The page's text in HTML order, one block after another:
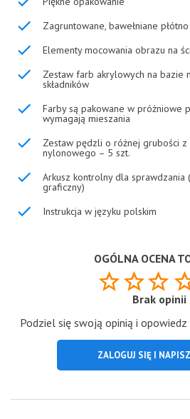
Zagruntowane, bawełniane
Elementy mocowania obrazu na
Zestaw farb akrylowych na bazie
składników
Farby są pakowane w próżniowe
wymagają mieszania
Zestaw pędzli o różnej grubości z
nylonowego – 5 szt.
Arkusz kontrolny dla sprawdzania
graficzny)
Instrukcja w języku polskim
OGÓLNA OCENA
Brak opinii
Podziel się swoją opinią i
ZALOGUJ SIĘ I